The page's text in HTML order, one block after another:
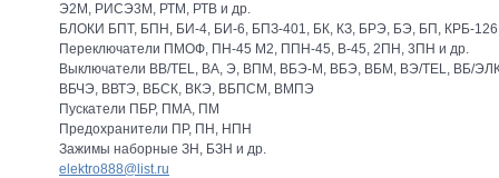
Э2М, РИСЭ3М, РТМ, РТВ и др.
БЛОКИ БПТ, БПН, БИ-4, БИ-6, БПЗ-401, БК, КЗ, БРЭ, БЭ, БП, КРБ-126
Переключатели ПМОФ, ПН-45 М2, ППН-45, В-45, 2ПН, 3ПН и др.
Выключатели BB/TEL, BA, Э, ВПМ, ВБЭ-М, ВБЭ, ВБМ, BЭ/TEL, ВБ/
ВБЧЭ, ВВТЭ, ВБСК, ВКЭ, ВБПСМ, ВМПЭ
Пускатели ПБР, ПМА, ПМ
Предохранители ПР, ПН, НПН
Зажимы наборные ЗН, БЗН и др.
elektro888@list.ru